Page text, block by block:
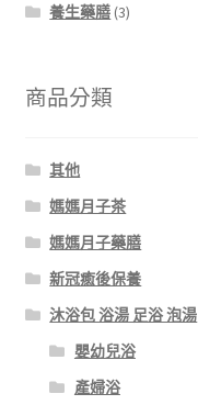
養生藥膳 (3)
商品分類
其他
媽媽月子茶
媽媽月子藥膳
新冠癒後保養
沐浴包 浴湯 足浴 泡湯
嬰幼兒浴
產婦浴